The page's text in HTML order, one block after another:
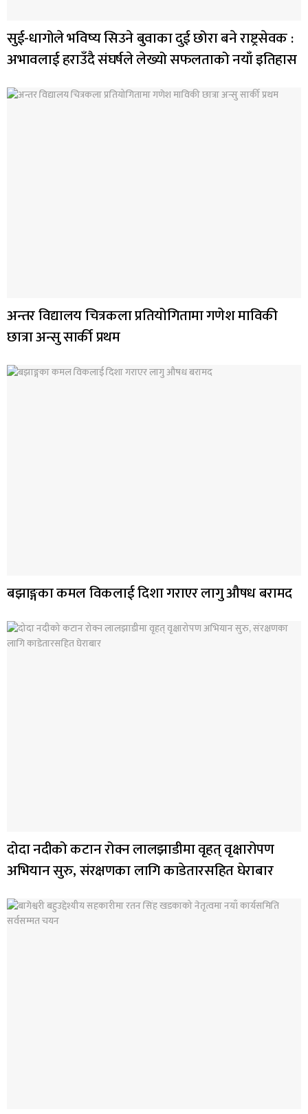
सुई-धागोले भविष्य सिउने बुवाका दुई छोरा बने राष्ट्रसेवक :
अभावलाई हराउँदै संघर्षले लेख्यो सफलताको नयाँ इतिहास
अन्तर विद्यालय चित्रकला प्रतियोगितामा गणेश माविकी
छात्रा अन्सु सार्की प्रथम
बझाङ्गका कमल विकलाई दिशा गराएर लागु औषध बरामद
दोदा नदीको कटान रोक्न लालझाडीमा वृहत् वृक्षारोपण
अभियान सुरु, संरक्षणका लागि काडेतारसहित घेराबार